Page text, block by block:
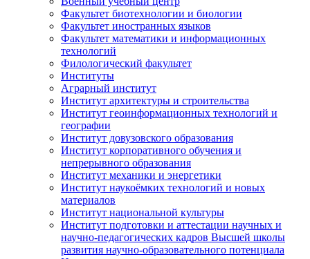
Факультет биотехнологии и биологии
Факультет иностранных языков
Факультет математики и информационных
технологий
Филологический факультет
Институты
Аграрный институт
Институт архитектуры и строительства
Институт геоинформационных технологий и
географии
Институт довузовского образования
Институт корпоративного обучения и
непрерывного образования
Институт механики и энергетики
Институт наукоёмких технологий и новых
материалов
Институт национальной культуры
Институт подготовки и аттестации научных и
научно-педагогических кадров Высшей школы
развития научно-образовательного потенциала